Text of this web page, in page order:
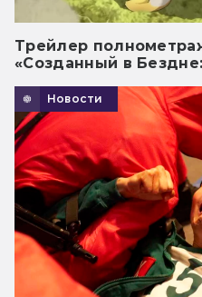
Трейлер
«Созданный в
Новости